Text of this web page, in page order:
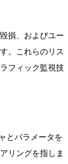
損、およびユー
。これらのリス
フィック監視技
とパラメータを
リングを指しま